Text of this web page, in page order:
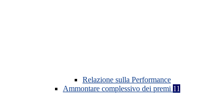
Relazione sulla Performance
Ammontare complessivo dei premi 11